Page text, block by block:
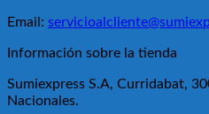
Email:
Información sobre la tienda
Sumiexpress S.A, Curridabat,
Nacionales.